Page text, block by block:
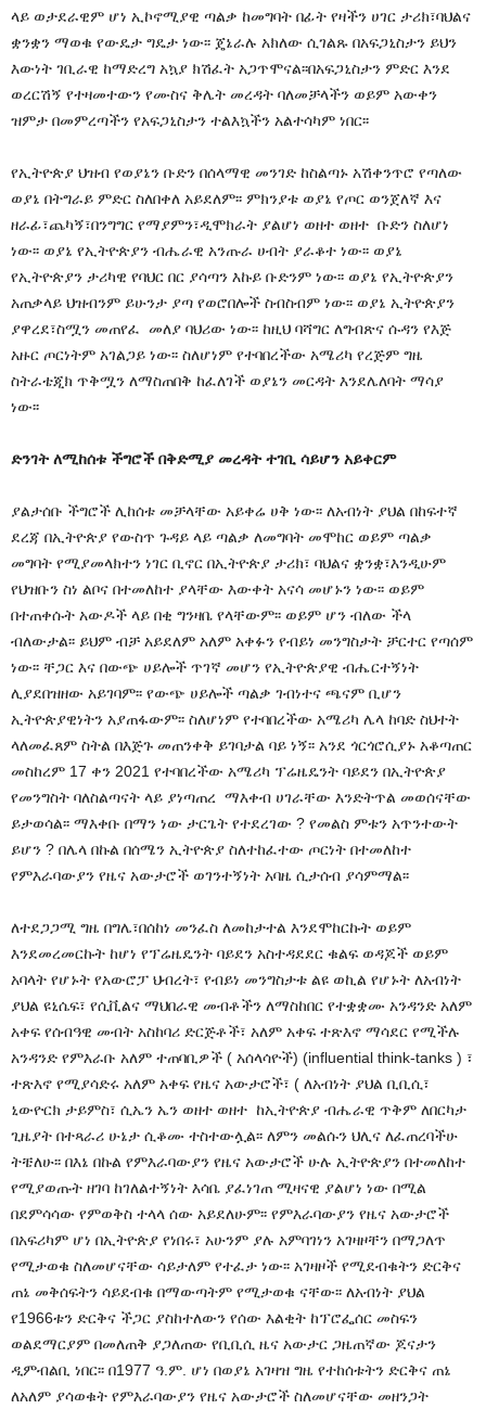
ላይ ወታደራዊም ሆነ ኢኮኖሚያዊ ጣልቃ ከመግባት በፊት የዛችን ሀገር ታሪክ፣ባህልና
ቋንቋን ማወቁ የውዴታ ግዴታ ነው፡፡ ጄኔራሉ አክለው ሲገልጹ በአፍጋኒስታን ይህን
እውነት ገቢራዊ ከማድረግ አኳያ ክሽፈት አጋጥሞናል፡፡በአፍጋኒስታን ምድር እንደ
ወረርሽኝ የተዛመተውን የሙስና ቅሌት መረዳት ባለመቻላችን ወይም አውቀን
ዝምታ በመምረጣችን የአፍጋኒስታን ተልእኳችን አልተሳካም ነበር፡፡
የኢትዮጵያ ህዝብ የወያኔን ቡድን በሰላማዊ መንገድ ከስልጣኑ አሽቀንጥሮ የጣለው
ወያኔ በትግራይ ምድር ስለበቀለ አይደለም፡፡ ምክንያቱ ወያኔ የጦር ወንጀለኛ እና
ዘራፊ፣ጨካኝ፣በንግግር የማያምን፣ዲሞክራት ያልሆነ ወዘተ ወዘተ ቡድን ስለሆነ
ነው፡፡ ወያኔ የኢትዮጵያን ብሔራዊ አንጡራ ሀብት ያራቆተ ነው፡፡ ወያኔ
የኢትዮጵያን ታሪካዊ የባህር በር ያሳጣን እኩይ ቡድንም ነው፡፡ ወያኔ የኢትዮጵያን
አጠቃላይ ህዝብንም ይሁንታ ያጣ የወሮበሎች ስብስብም ነው፡፡ ወያኔ ኢትዮጵያን
ያዋረደ፣ስሟን መጠየፈ መለያ ባህሪው ነው፡፡ ከዚህ ባሻግር ለግብጽና ሱዳን የእጅ
አዙር ጦርነትም አገልጋይ ነው፡፡ ስለሆነም የተባበረችው አሜሪካ የረጅም ግዜ
ስትራቴጂክ ጥቅሟን ለማስጠበቅ ከፈለገች ወያኔን መርዳት እንደሌለባት ማሳያ
ነው፡፡
ድንገት ለሚከሰቱ ችግሮች በቅድሚያ መረዳት ተገቢ ሳይሆን አይቀርም
ያልታሰቡ ችግሮች ሊከሰቱ መቻላቸው አይቀሬ ሀቅ ነው፡፡ ለአብነት ያህል በከፍተኛ
ደረጃ በኢትዮጵያ የውስጥ ጉዳይ ላይ ጣልቃ ለመግባት መሞከር ወይም ጣልቃ
መግባት የሚያመላክተን ነገር ቢኖር በኢትዮጵያ ታሪክ፣ ባህልና ቋንቋ፣እንዲሁም
የህዝቡን ስነ ልቦና በተመለከተ ያላቸው እውቀት አናሳ መሆኑን ነው፡፡ ወይም
በተጠቀሱት አውዶች ላይ በቂ ግንዛቤ የላቸውም፡፡ ወይም ሆን ብለው ችላ
ብለውታል፡፡ ይህም ብቻ አይደለም አለም አቀፉን የብይነ መንግስታት ቻርተር የጣሰም
ነው፡፡ ቸጋር እና በውጭ ሀይሎች ጥገኛ መሆን የኢትዮጵያዊ ብሔርተኝነት
ሊያደበዝዘው አይገባም፡፡ የውጭ ሀይሎች ጣልቃ ገብነተና ጫናም ቢሆን
ኢትዮጵያዊነትን አያጠፋውም፡፡ ስለሆነም የተባበረችው አሜሪካ ሌላ ከባድ ስህተት
ላለመፈጸም ስትል በእጅጉ መጠንቀቅ ይገባታል ባይ ነኝ፡፡ አንደ ጎርጎሮሲያኑ አቆጣጠር
መስከረም 17 ቀን 2021 የተባበረችው አሜሪካ ፕሬዜዴንት ባይደን በኢትዮጵያ
የመንግስት ባለስልጣናት ላይ ያነጣጠረ ማእቀብ ሀገራቸው እንድትጥል መወሰናቸው
ይታወሳል፡፡ ማእቀቡ በማን ነው ታርጌት የተደረገው ? የመልስ ምቱን አጥንተውት
ይሆን ? በሌላ በኩል በሰሜን ኢትዮጵያ ስለተከፈተው ጦርነት በተመለከተ
የምእራባውያን የዜና አውታሮች ወገንተኝነት አባዜ ሲታሰብ ያሳምማል፡፡
ለተደጋጋሚ ግዜ በግሌ፣በሰከነ መንፈስ ለመከታተል እንደሞከርኩት ወይም
እንደመረመርኩት ከሆነ የፕሬዜዴንት ባይደን አስተዳደደር ቁልፍ ወዳጆች ወይም
አባላት የሆኑት የአውሮፓ ህብረት፣ የብይነ መንግስታቱ ልዩ ወኪል የሆኑት ለአብነት
ያህል ዩኒሴፍ፣ የሲቪልና ማህበራዊ መብቶችን ለማስከበር የተቋቋሙ አንዳንድ አለም
አቀፍ የሰብዓዊ መብት አስከባሪ ድርጅቶች፣ አለም አቀፍ ተጽእኖ ማሳደር የሚችሉ
አንዳንድ የምእራቡ አለም ተጠባቢዎች ( አሰላሳዮች) (influential think-tanks ) ፣
ተጽእኖ የሚያሳድሩ አለም አቀፍ የዜና አውታሮች፣ ( ለአብነት ያህል ቢቢሲ፣
ኒውዮርክ ታይምስ፣ ሲኤን ኤን ወዘተ ወዘተ ከኢትዮጵያ ብሔራዊ ጥቅም ለበርካታ
ጊዜያት በተጻራሪ ሁኔታ ሲቆሙ ተስተውሏል፡፡ ለምን መልሱን ህሊና ለፈጠረባችሁ
ትቼለሁ፡፡ በእኔ በኩል የምእራባውያን የዜና አውታሮች ሁሉ ኢትዮጵያን በተመለከተ
የሚያወጡት ዘገባ ከገለልተኝነት እሳቤ ያፈነገጠ ሚዛናዊ ያልሆነ ነው በሚል
በደምሳሳው የምወቅስ ተላላ ሰው አይደለሁም፡፡ የምእራባውያን የዜና አውታሮች
በአፍሪካም ሆነ በኢትዮጵያ የነበሩ፣ አሁንም ያሉ አምባገነን አገዛዞቸን በማጋለጥ
የሚታወቁ ስለመሆናቸው ሳይታለም የተፈታ ነው፡፡ አገዛዞች የሚደብቁትን ድርቅና
ጠኔ መቅሰፍትን ሳይደብቁ በማውጣትም የሚታወቁ ናቸው፡፡ ለአብነት ያህል
የ1966ቱን ድርቅና ችጋር ያስከተለውን የሰው እልቂት ከፕሮፌሰር መስፍን
ወልደማርያም በመለጠቅ ያጋለጠው የቢቢሲ ዜና አውታር ጋዜጠኛው ጆናታን
ዲምብልቢ ነበር፡፡ በ1977 ዓ.ም. ሆነ በወያኔ አገዛዝ ግዜ የተከሰቱትን ድርቅና ጠኔ
ለአለም ያሳወቁት የምእራባውያን የዜና አውታሮች ስለመሆናቸው መዘንጋት